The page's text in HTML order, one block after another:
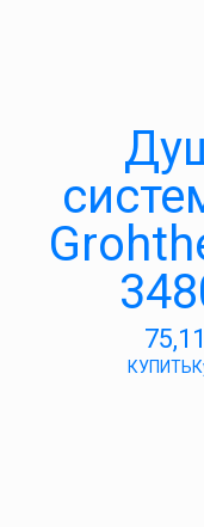
КУПИТЬ